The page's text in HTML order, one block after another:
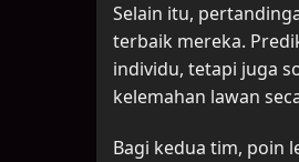
Selain itu,
terbaik mereka.
individu, tetapi juga
kelemahan lawan
Bagi kedua tim, poin